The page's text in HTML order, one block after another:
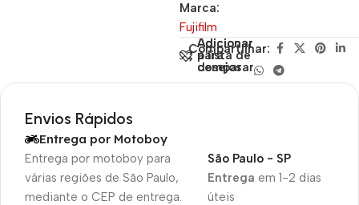
Marca:
Fujifilm
Adicionar
para
comparar
Adicionar
à lista de
desejos
Compartilhar:
Envios Rápidos
Entrega por Motoboy
Entrega por motoboy para
várias regiões de São Paulo,
mediante o CEP de entrega.
Entrega em 1-2 dias
úteis
São Paulo - SP